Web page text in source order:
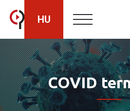
HU
RO
EN
COVID